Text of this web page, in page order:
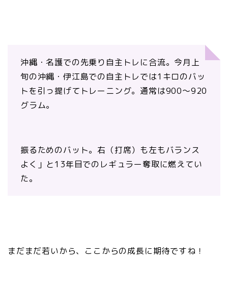
沖縄・名護での先乗り自主トレに合流。今月上
旬の沖縄・伊江島での自主トレでは1キロのバッ
トを引っ提げてトレーニング。通常は900～920
グラム。
振るためのバット。右（打席）も左もバランス
よく」と13年目でのレギュラー奪取に燃えてい
た。
まだまだ若いから、ここからの成長に期待ですね！